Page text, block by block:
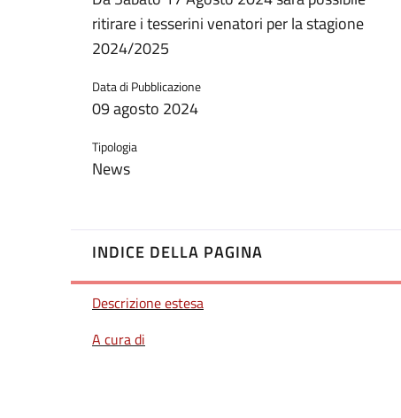
ritirare i tesserini venatori per la stagione
2024/2025
Data di Pubblicazione
09 agosto 2024
Tipologia
News
INDICE DELLA PAGINA
Descrizione estesa
A cura di